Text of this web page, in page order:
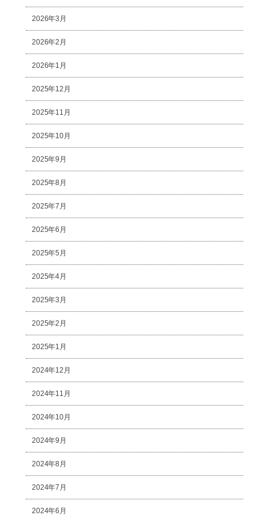
2026年3月
2026年2月
2026年1月
2025年12月
2025年11月
2025年10月
2025年9月
2025年8月
2025年7月
2025年6月
2025年5月
2025年4月
2025年3月
2025年2月
2025年1月
2024年12月
2024年11月
2024年10月
2024年9月
2024年8月
2024年7月
2024年6月